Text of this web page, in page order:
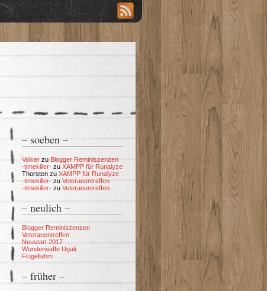
– soeben –
Volker zu Blogger Reminiszenzen
-timekiller- zu XAMPP für Runalyze
Thorsten zu XAMPP für Runalyze
-timekiller- zu Veteranentreffen
-timekiller- zu Veteranentreffen
– neulich –
Blogger Reminiszenzen
Veteranentreffen
Neustart 2017
Wunderwaffe Ugali
Flügellahm
– früher –